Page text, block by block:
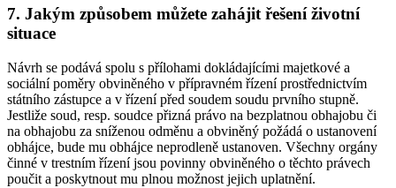
7. Jakým způsobem můžete zahájit řešení životní
situace
Návrh se podává spolu s přílohami dokládajícími majetkové a
sociální poměry obviněného v přípravném řízení prostřednictvím
státního zástupce a v řízení před soudem soudu prvního stupně.
Jestliže soud, resp. soudce přizná právo na bezplatnou obhajobu či
na obhajobu za sníženou odměnu a obviněný požádá o ustanovení
obhájce, bude mu obhájce neprodleně ustanoven. Všechny orgány
činné v trestním řízení jsou povinny obviněného o těchto právech
poučit a poskytnout mu plnou možnost jejich uplatnění.